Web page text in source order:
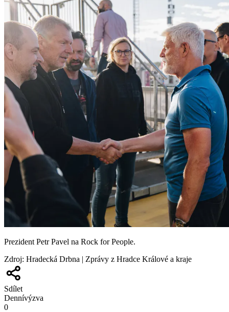
Prezident Petr Pavel na Rock for People.
Zdroj: Hradecká Drbna | Zprávy z Hradce Králové a kraje
Sdílet
Dennívýzva
0